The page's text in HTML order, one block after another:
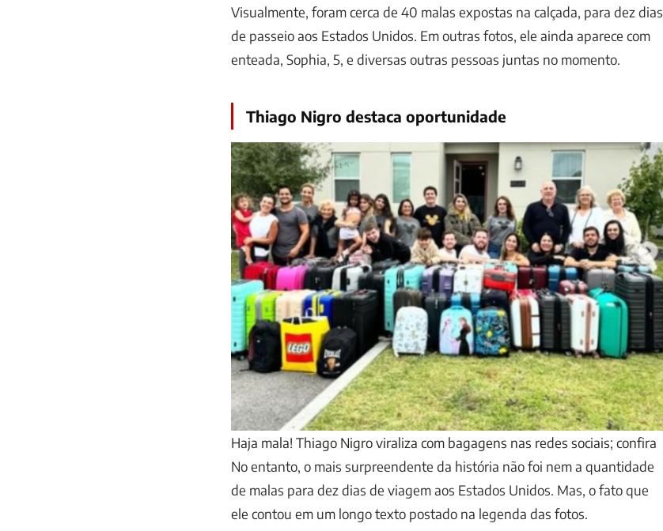
Visualmente, foram cerca de 40 malas expostas na calçada, para dez dias
de passeio aos Estados Unidos. Em outras fotos, ele ainda aparece com
enteada, Sophia, 5, e diversas outras pessoas juntas no momento.
Thiago Nigro destaca oportunidade
Haja mala! Thiago Nigro viraliza com bagagens nas redes sociais; confira
No entanto, o mais surpreendente da história não foi nem a quantidade
de malas para dez dias de viagem aos Estados Unidos. Mas, o fato que
ele contou em um longo texto postado na legenda das fotos.